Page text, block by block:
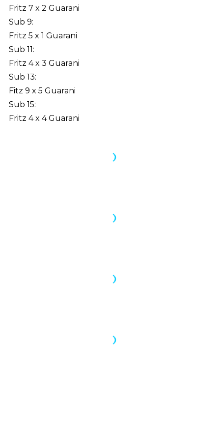
Fritz 7 x 2 Guarani
Sub 9:
Fritz 5 x 1 Guarani
Sub 11:
Fritz 4 x 3 Guarani
Sub 13:
Fitz 9 x 5 Guarani
Sub 15:
Fritz 4 x 4 Guarani